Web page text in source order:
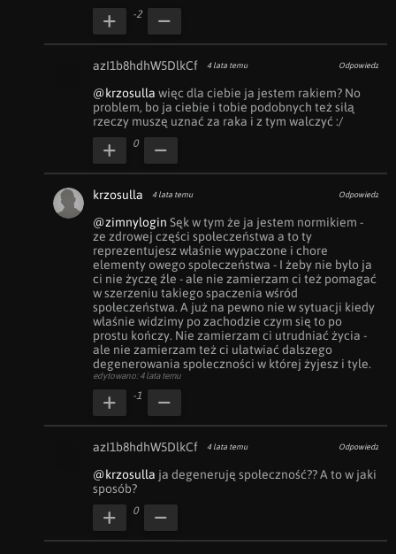
-2
azI1b8hdhW5DlkCf 4 lata temu Odpowiedz
@krzosulla więc dla ciebie ja jestem rakiem? No
problem, bo ja ciebie i tobie podobnych też siłą
rzeczy muszę uznać za raka i z tym walczyć :/
0
krzosulla 4 lata temu Odpowiedz
@zimnylogin Sęk w tym że ja jestem normikiem -
ze zdrowej części społeczeństwa a to ty
reprezentujesz właśnie wypaczone i chore
elementy owego społeczeństwa - I żeby nie było ja
ci nie życzę źle - ale nie zamierzam ci też pomagać
w szerzeniu takiego spaczenia wśród
społeczeństwa. A już na pewno nie w sytuacji kiedy
właśnie widzimy po zachodzie czym się to po
prostu kończy. Nie zamierzam ci utrudniać życia -
ale nie zamierzam też ci ułatwiać dalszego
degenerowania społeczności w której żyjesz i tyle.
edytowano: 4 lata temu
-1
azI1b8hdhW5DlkCf 4 lata temu Odpowiedz
@krzosulla ja degeneruję społeczność?? A to w jaki
sposób?
0